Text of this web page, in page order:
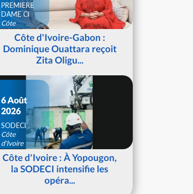
PREMIERE
DAME CI
Côte
d'IvoireCôte d'Ivoire-Gabon :
Dominique Ouattara reçoit
Zita Oligu...
6 Août
2026
SODECI
Côte
d'Ivoire
Côte d'Ivoire : À Yopougon,
la SODECI intensifie les
opéra...